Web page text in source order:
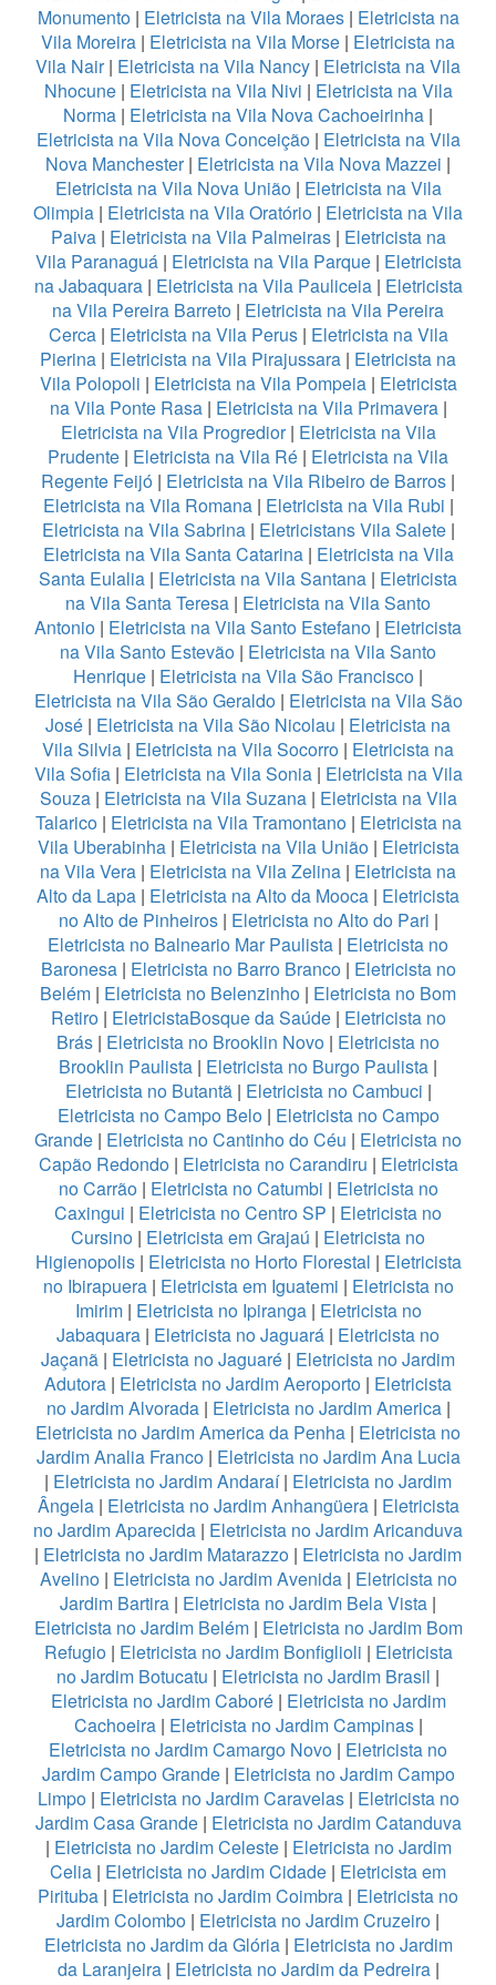
Monumento| Eletricista na Vila Moraes| Eletricista na
Vila Moreira | Eletricista na Vila Morse | Eletricista na
Vila Nair| Eletricista na Vila Nancy | Eletricista na Vila
Nhocune| Eletricista na Vila Nivi | Eletricista na Vila
Norma | Eletricista na Vila Nova Cachoeirinha |
Eletricista na Vila Nova Conceição| Eletricista na Vila
Nova Manchester| Eletricista na Vila Nova Mazzei |
Eletricista na Vila Nova União| Eletricista na Vila
Olimpia | Eletricista na Vila Oratório | Eletricista na Vila
Paiva| Eletricista na Vila Palmeiras| Eletricista na
Vila Paranaguá| Eletricista na Vila Parque| Eletricista
na Jabaquara| Eletricista na Vila Pauliceia| Eletricista
na Vila Pereira Barreto | Eletricista na Vila Pereira
Cerca| Eletricista na Vila Perus| Eletricista na Vila
Pierina | Eletricista na Vila Pirajussara | Eletricista na
Vila Polopoli | Eletricista na Vila Pompeia| Eletricista
na Vila Ponte Rasa| Eletricista na Vila Primavera|
Eletricista na Vila Progredior| Eletricista na Vila
Prudente | Eletricista na Vila Ré | Eletricista na Vila
Regente Feijó | Eletricista na Vila Ribeiro de Barros |
Eletricista na Vila Romana| Eletricista na Vila Rubi |
Eletricista na Vila Sabrina| Eletricistans Vila Salete|
Eletricista na Vila Santa Catarina| Eletricista na Vila
Santa Eulalia | Eletricista na Vila Santana | Eletricista
na Vila Santa Teresa | Eletricista na Vila Santo
Antonio | Eletricista na Vila Santo Estefano | Eletricista
na Vila Santo Estevão | Eletricista na Vila Santo
Henrique | Eletricista na Vila São Francisco |
Eletricista na Vila São Geraldo| Eletricista na Vila São
José | Eletricista na Vila São Nicolau | Eletricista na
Vila Silvia | Eletricista na Vila Socorro | Eletricista na
Vila Sofia| Eletricista na Vila Sonia| Eletricista na Vila
Souza| Eletricista na Vila Suzana| Eletricista na Vila
Talarico| Eletricista na Vila Tramontano| Eletricista na
Vila Uberabinha| Eletricista na Vila União| Eletricista
na Vila Vera | Eletricista na Vila Zelina | Eletricista na
Alto da Lapa | Eletricista na Alto da Mooca | Eletricista
no Alto de Pinheiros| Eletricista no Alto do Pari |
Eletricista no Balneario Mar Paulista | Eletricista no
Baronesa| Eletricista no Barro Branco| Eletricista no
Belém | Eletricista no Belenzinho | Eletricista no Bom
Retiro| EletricistaBosque da Saúde| Eletricista no
Brás | Eletricista no Brooklin Novo | Eletricista no
Brooklin Paulista | Eletricista no Burgo Paulista |
Eletricista no Butantã| Eletricista no Cambuci |
Eletricista no Campo Belo| Eletricista no Campo
Grande | Eletricista no Cantinho do Céu | Eletricista no
Capão Redondo| Eletricista no Carandiru | Eletricista
no Carrão| Eletricista no Catumbi | Eletricista no
Caxingui | Eletricista no Centro SP | Eletricista no
Cursino | Eletricista em Grajaú | Eletricista no
Higienopolis| Eletricista no Horto Florestal | Eletricista
no Ibirapuera| Eletricista em Iguatemi | Eletricista no
Imirim| Eletricista no Ipiranga| Eletricista no
Jabaquara | Eletricista no Jaguará | Eletricista no
Jaçanã | Eletricista no Jaguaré | Eletricista no Jardim
Adutora | Eletricista no Jardim Aeroporto | Eletricista
no Jardim Alvorada| Eletricista no Jardim America|
Eletricista no Jardim America da Penha | Eletricista no
Jardim Analia Franco| Eletricista no Jardim Ana Lucia
| Eletricista no Jardim Andaraí| Eletricista no Jardim
Ângela| Eletricista no Jardim Anhangüera| Eletricista
no Jardim Aparecida | Eletricista no Jardim Aricanduva
| Eletricista no Jardim Matarazzo | Eletricista no Jardim
Avelino| Eletricista no Jardim Avenida| Eletricista no
Jardim Bartira | Eletricista no Jardim Bela Vista |
Eletricista no Jardim Belém| Eletricista no Jardim Bom
Refugio| Eletricista no Jardim Bonfiglioli | Eletricista
no Jardim Botucatu | Eletricista no Jardim Brasil |
Eletricista no Jardim Caboré| Eletricista no Jardim
Cachoeira| Eletricista no Jardim Campinas|
Eletricista no Jardim Camargo Novo | Eletricista no
Jardim Campo Grande| Eletricista no Jardim Campo
Limpo| Eletricista no Jardim Caravelas| Eletricista no
Jardim Casa Grande| Eletricista no Jardim Catanduva
| Eletricista no Jardim Celeste| Eletricista no Jardim
Celia | Eletricista no Jardim Cidade | Eletricista em
Pirituba | Eletricista no Jardim Coimbra | Eletricista no
Jardim Colombo | Eletricista no Jardim Cruzeiro |
Eletricista no Jardim da Glória| Eletricista no Jardim
da Laranjeira| Eletricista no Jardim da Pedreira|